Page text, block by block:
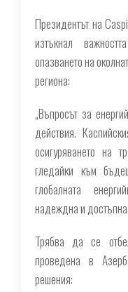
Президентът на
изтъкнал
опазването на
региона:
„Въпросът за
действия.
осигуряването на
гледайки към
глобалната
надеждна и достъпна
Трябва да се
проведена в
решения: